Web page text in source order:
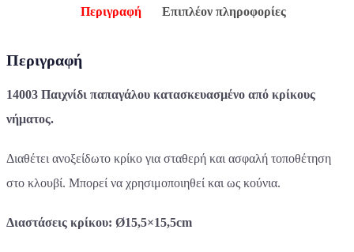
Περιγραφή Επιπλέον πληροφορίες
Περιγραφή
14003 Παιχνίδι παπαγάλου κατασκευασμένο από κρίκους
νήματος.
Διαθέτει ανοξείδωτο κρίκο για σταθερή και ασφαλή τοποθέτηση
στο κλουβί. Μπορεί να χρησιμοποιηθεί και ως κούνια.
Διαστάσεις κρίκου: Ø15,5×15,5cm